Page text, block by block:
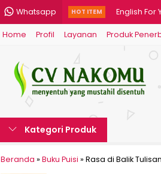
Whatsapp HOT ITEM English For
Kumpulan
Ilmu Mantiq
Petuah Tak
Bahasa
Home Profil Layanan Produk
Kategori Produk
Beranda » Buku Puisi » Rasa di Balik Tulisan